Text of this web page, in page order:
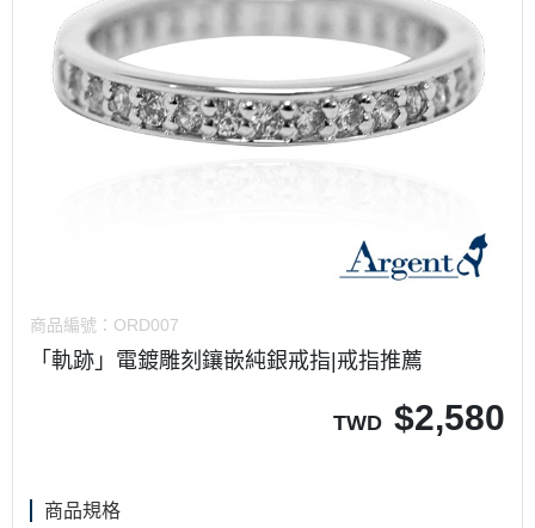
商品編號： ORD007
「軌跡」電鍍雕刻鑲嵌純銀戒指|戒指推薦
TWD $2,580
商品規格